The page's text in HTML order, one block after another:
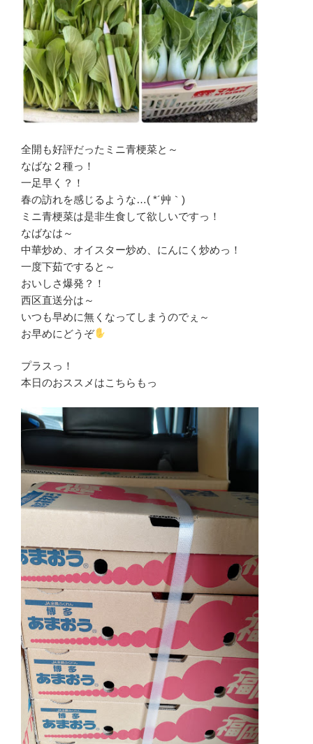
全開も好評だったミニ青梗菜と～
なばな２種っ！
一足早く？！
春の訪れを感じるような…( *´艸｀)
ミニ青梗菜は是非生食して欲しいですっ！
なばなは～
中華炒め、オイスター炒め、にんにく炒めっ！
一度下茹ですると～
おいしさ爆発？！
西区直送分は～
いつも早めに無くなってしまうのでぇ～
お早めにどうぞ
プラスっ！
本日のおススメはこちらもっ